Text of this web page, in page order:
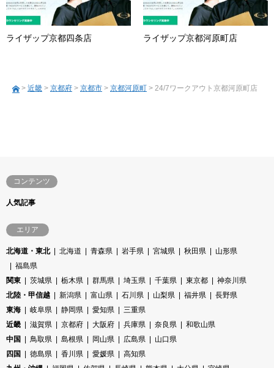
ライザップ京都四条店 ライザップ京都河原町店
> 近畿 > 京都府 > 京都市 > 京都河原町 > 24/7ワークアウト京都河原町店
コンテンツ
人気記事
エリア
北海道・東北 北海道 青森県 岩手県 宮城県 秋田県
山形県
福島県
関東
茨城県 栃木県 群馬県 埼玉県 千葉県 東京都
神奈川県
北陸・甲信越
新潟県 富山県 石川県 山梨県 福井県
長野県
東海
岐阜県 静岡県 愛知県
三重県
近畿
滋賀県 京都府 大阪府 兵庫県 奈良県
和歌山県
中国
鳥取県 島根県 岡山県 広島県
山口県
四国
徳島県 香川県 愛媛県
高知県